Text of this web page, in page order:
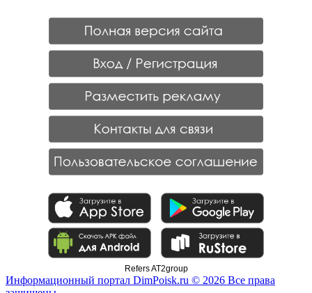
Refers AT2group
Информационный портал DimPoisk.ru © 2026 Все права